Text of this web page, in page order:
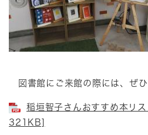
図書館にご来館の際には、ぜひ
稲垣智子さんおすすめ本リ
321KB]